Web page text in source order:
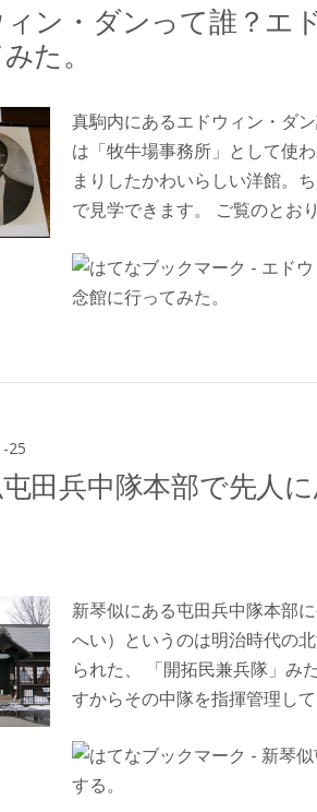
ン・ダンって誰？エ
た。
真駒内にあるエドウィン・ダ
は「牧牛場事務所」として使
まりしたかわいらしい洋館。
で見学できます。 ご覧のとお
-25
田兵中隊本部で先人
新琴似にある屯田兵中隊本部
へい）というのは明治時代の
られた、 「開拓民兼兵隊」み
すからその中隊を指揮管理し